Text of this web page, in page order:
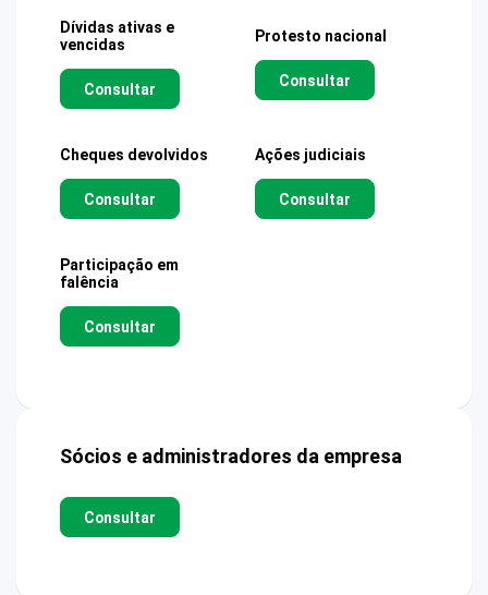
Dívidas ativas e
vencidas
Consultar
Protesto nacional
Consultar
Cheques devolvidos
Consultar
Ações judiciais
Consultar
Participação em
falência
Consultar
Sócios e administradores da empresa
Consultar